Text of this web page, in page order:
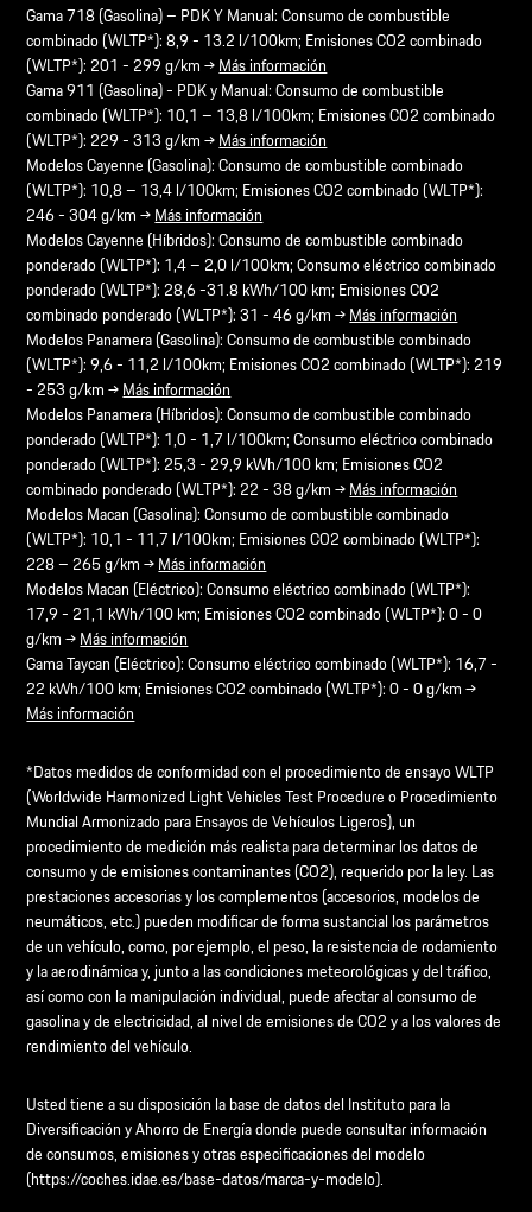
Gama 718 (Gasolina) – PDK Y Manual: Consumo de combustible
combinado (WLTP*): 8,9 - 13.2 l/100km; Emisiones CO2 combinado
(WLTP*): 201 - 299 g/km →Más información
Gama 911 (Gasolina) - PDK y Manual: Consumo de combustible
combinado (WLTP*): 10,1 – 13,8 l/100km; Emisiones CO2 combinado
(WLTP*): 229 - 313 g/km →Más información
Modelos Cayenne (Gasolina): Consumo de combustible combinado
(WLTP*): 10,8 – 13,4 l/100km; Emisiones CO2 combinado (WLTP*):
246 - 304 g/km →Más información
Modelos Cayenne (Híbridos): Consumo de combustible combinado
ponderado (WLTP*): 1,4 – 2,0 l/100km; Consumo eléctrico combinado
ponderado (WLTP*): 28,6 -31.8 kWh/100 km; Emisiones CO2
combinado ponderado (WLTP*): 31 - 46 g/km →Más información
Modelos Panamera (Gasolina): Consumo de combustible combinado
(WLTP*): 9,6 - 11,2 l/100km; Emisiones CO2 combinado (WLTP*): 219
- 253 g/km →Más información
Modelos Panamera (Híbridos): Consumo de combustible combinado
ponderado (WLTP*): 1,0 - 1,7 l/100km; Consumo eléctrico combinado
ponderado (WLTP*): 25,3 - 29,9 kWh/100 km; Emisiones CO2
combinado ponderado (WLTP*): 22 - 38 g/km →Más información
Modelos Macan (Gasolina): Consumo de combustible combinado
(WLTP*): 10,1 - 11,7 l/100km; Emisiones CO2 combinado (WLTP*):
228 – 265 g/km →Más información
Modelos Macan (Eléctrico): Consumo eléctrico combinado (WLTP*):
17,9 - 21,1 kWh/100 km; Emisiones CO2 combinado (WLTP*): 0 - 0
g/km →Más información
Gama Taycan (Eléctrico): Consumo eléctrico combinado (WLTP*): 16,7 -
22 kWh/100 km; Emisiones CO2 combinado (WLTP*): 0 - 0 g/km →
Más información
*Datos medidos de conformidad con el procedimiento de ensayo WLTP
(Worldwide Harmonized Light Vehicles Test Procedure o Procedimiento
Mundial Armonizado para Ensayos de Vehículos Ligeros), un
procedimiento de medición más realista para determinar los datos de
consumo y de emisiones contaminantes (CO2), requerido por la ley. Las
prestaciones accesorias y los complementos (accesorios, modelos de
neumáticos, etc.) pueden modificar de forma sustancial los parámetros
de un vehículo, como, por ejemplo, el peso, la resistencia de rodamiento
y la aerodinámica y, junto a las condiciones meteorológicas y del tráfico,
así como con la manipulación individual, puede afectar al consumo de
gasolina y de electricidad, al nivel de emisiones de CO2 y a los valores de
rendimiento del vehículo.
Usted tiene a su disposición la base de datos del Instituto para la
Diversificación y Ahorro de Energía donde puede consultar información
de consumos, emisiones y otras especificaciones del modelo
(https://coches.idae.es/base-datos/marca-y-modelo).